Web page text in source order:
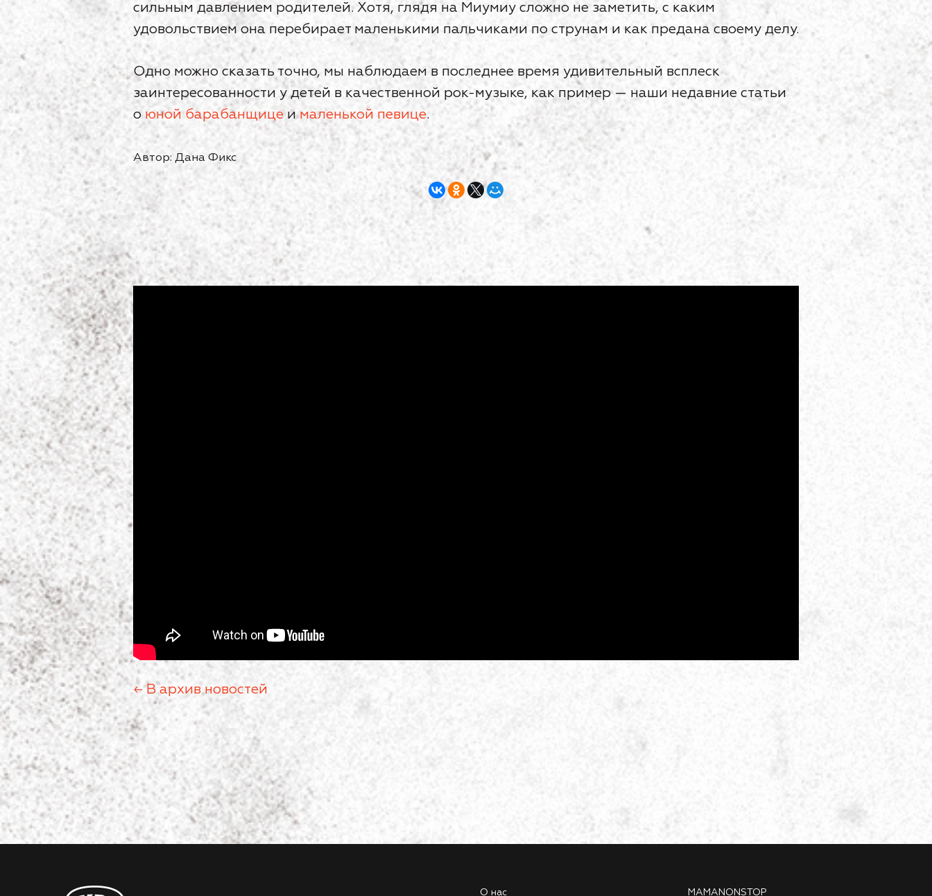
сильным давлением родителей. Хотя, глядя на Миумиу сложно не заметить, с каким
удовольствием она перебирает маленькими пальчиками по струнам и как предана своему делу.
Одно можно сказать точно, мы наблюдаем в последнее время удивительный всплеск
заинтересованности у детей в качественной рок-музыке, как пример — наши недавние статьи
о юной барабанщицеималенькой певице.
Автор: Дана Фикс
← В архив новостей
О нас MAMANONSTOP